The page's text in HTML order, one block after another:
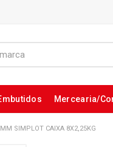
Mercearia/
SIMPLOT CAIXA 8X2,25KG